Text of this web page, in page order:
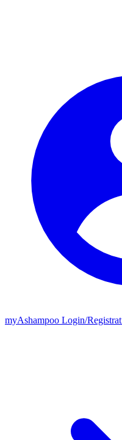
myAshampoo Login/